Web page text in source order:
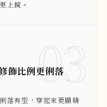
上鏡。
03
飾比例更俐落
落有型，穿起來更顯精